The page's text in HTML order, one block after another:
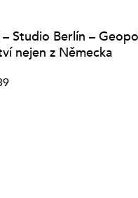
Studio Berlín –
nejen z Německa